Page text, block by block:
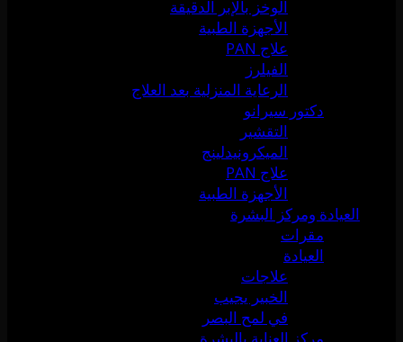
الوخز بالإبر الدقيقة
الأجهزة الطبية
علاج PAN
الفيلرز
الرعاية المنزلية بعد العلاج
دكتور سيرانو
التقشير
الميكرونيدلينج
علاج PAN
الأجهزة الطبية
العيادة ومركز البشرة
مقرات
العيادة
علاجات
الخبير يجيب
في لمح البصر